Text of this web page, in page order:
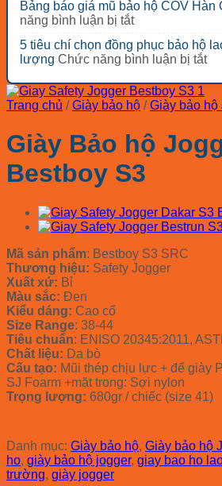
bao
rẻ
đáng
phản
công
trình
ưu
chi
phí
Bảng báo giá mũ bảo hộ COV Hàn
năng bình luận bị tắtở
báo
giá
bảo
hộ
Hàn
Quốc
2026
5 tiêu chí chọn đồng phục bảo hộ
lượng Chức năng bình luận bị tắtở
chí
uy
tín,
Trang chủ / Giày bảo hộ / Giày bảo hộ
Giày Bảo hộ
Bestboy S3
Mã sản phẩm: Bestboy S3 SRC
Thương hiệu: Safety Jogger
Xuất xứ: Bỉ
Màu sắc: Đen
Kiểu dáng: Cao cổ
Size Range: 38-44
Tiêu chuẩn: ENISO 20345:2011,
Chất liệu: Da bò
Cấu tạo: Mũi thép chịu lực + đế giày
SJ Foarm +mặt trong: Sợi nylon
Trọng lượng: 680gr / chiếc (size 41)
Danh mục: Giày bảo hộ, Giày bảo hộ
ho, giày bảo hộ jogger, giay bao ho
trường, giày jogger